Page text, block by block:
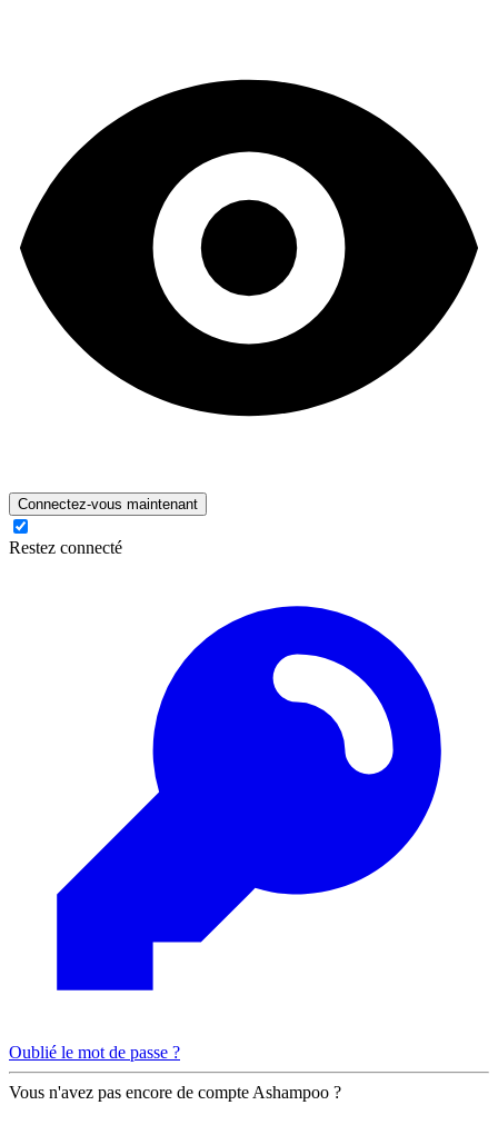
Connectez-vous maintenant
Restez connecté
Oublié le mot de passe ?
Vous n'avez pas encore de compte Ashampoo ?